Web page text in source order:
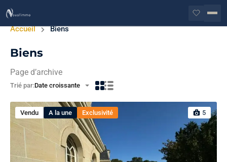
Accueil Biens
Biens
Page d’archive
Trié par:Date croissante
Vendu A la une Exclusivité 5